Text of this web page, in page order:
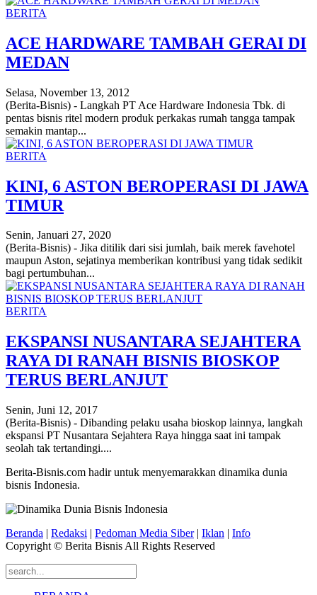
BERITA
ACE HARDWARE TAMBAH GERAI DI
MEDAN
Selasa, November 13, 2012
(Berita-Bisnis) - Langkah PT Ace Hardware Indonesia Tbk. di
pentas bisnis ritel modern produk perkakas rumah tangga tampak
semakin mantap...
BERITA
KINI, 6 ASTON BEROPERASI DI JAWA
TIMUR
Senin, Januari 27, 2020
(Berita-Bisnis) - Jika ditilik dari sisi jumlah, baik merek favehotel
maupun Aston, sejatinya memberikan kontribusi yang tidak sedikit
bagi pertumbuhan...
BERITA
EKSPANSI NUSANTARA SEJAHTERA
RAYA DI RANAH BISNIS BIOSKOP
TERUS BERLANJUT
Senin, Juni 12, 2017
(Berita-Bisnis) - Dibanding pelaku usaha bioskop lainnya, langkah
ekspansi PT Nusantara Sejahtera Raya hingga saat ini tampak
seolah tak tertandingi....
Berita-Bisnis.com hadir untuk menyemarakkan dinamika dunia
bisnis Indonesia.
Beranda | Redaksi | Pedoman Media Siber| Iklan | Info
Copyright © Berita Bisnis All Rights Reserved